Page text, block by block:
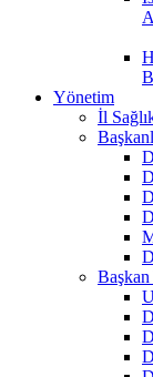
Yönetim
İl
Başkan